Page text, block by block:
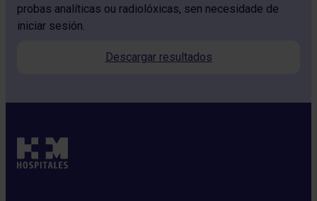
probas analíticas ou radiolóxicas, sen necesidade de
iniciar sesión.
Descargar resultados